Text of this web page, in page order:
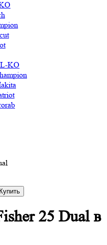
KO
Купить
25 Dual в